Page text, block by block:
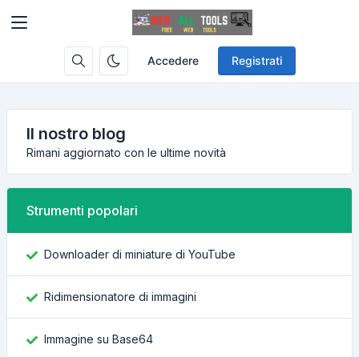
Accedere Registrati
Il nostro blog
Rimani aggiornato con le ultime novità
Strumenti popolari
Downloader di miniature di YouTube
Ridimensionatore di immagini
Immagine su Base64